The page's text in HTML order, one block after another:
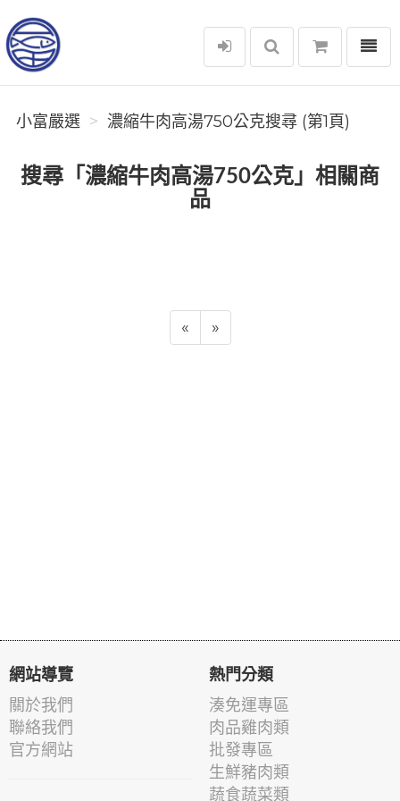
小富嚴選
選單
小富嚴選 濃縮牛肉高湯750公克搜尋 (第1頁)
搜尋「濃縮牛肉高湯750公克」相關商
品
« »
網站導覽
關於我們
聯絡我們
官方網站
熱門分類
湊免運專區
肉品雞肉類
批發專區
生鮮豬肉類
蔬食蔬菜類